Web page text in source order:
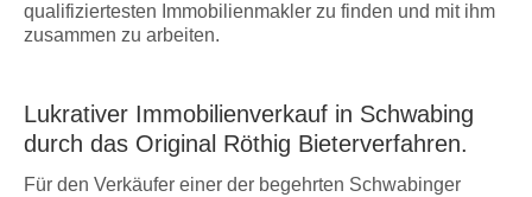
qualifiziertesten Immobilienmakler zu finden und mit ihm
zusammen zu arbeiten.
Lukrativer Immobilienverkauf in Schwabing
durch das Original Röthig Bieterverfahren.
Für den Verkäufer einer der begehrten Schwabinger